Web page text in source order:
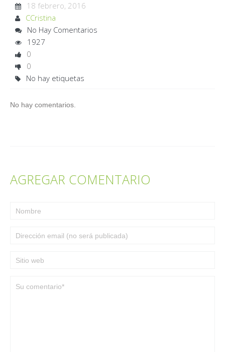
18 febrero, 2016
CCristina
No Hay Comentarios
1927
0
0
No hay etiquetas
No hay comentarios.
AGREGAR COMENTARIO